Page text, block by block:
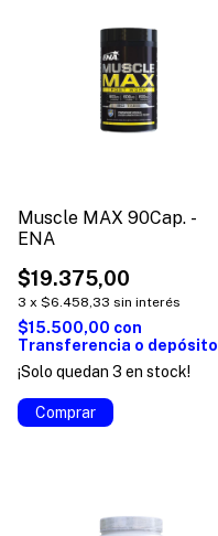
Muscle MAX 90Cap. -
ENA
$19.375,00
3 x $6.458,33 sin interés
$15.500,00 con
Transferencia o depósito
¡Solo quedan 3 en stock!